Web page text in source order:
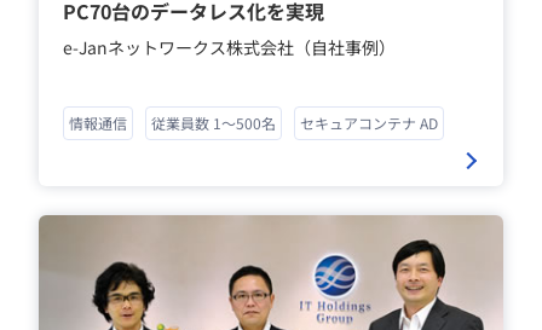
PC70台のデータレス化を実現
e-Janネットワークス株式会社（自社事例）
情報通信 従業員数 1～500名 セキュアコンテナ AD